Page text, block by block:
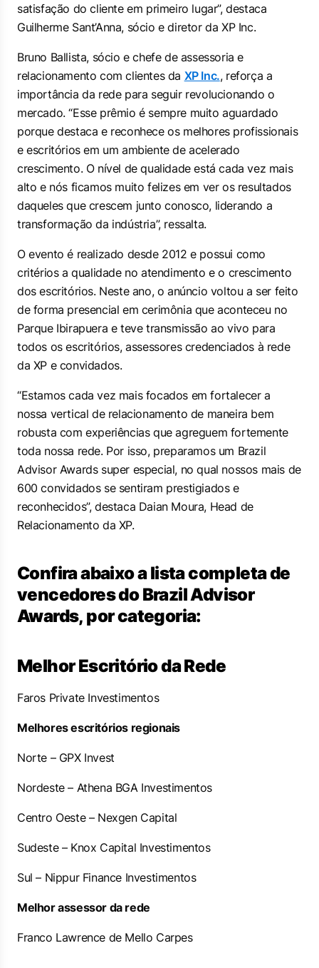
satisfação do cliente em primeiro lugar”, destaca
Guilherme Sant’Anna, sócio e diretor da XP Inc.
Bruno Ballista, sócio e chefe de assessoria e
relacionamento com clientes da XP Inc., reforça a
importância da rede para seguir revolucionando o
mercado. “Esse prêmio é sempre muito aguardado
porque destaca e reconhece os melhores profissionais
e escritórios em um ambiente de acelerado
crescimento. O nível de qualidade está cada vez mais
alto e nós ficamos muito felizes em ver os resultados
daqueles que crescem junto conosco, liderando a
transformação da indústria”, ressalta.
O evento é realizado desde 2012 e possui como
critérios a qualidade no atendimento e o crescimento
dos escritórios. Neste ano, o anúncio voltou a ser feito
de forma presencial em cerimônia que aconteceu no
Parque Ibirapuera e teve transmissão ao vivo para
todos os escritórios, assessores credenciados à rede
da XP e convidados.
“Estamos cada vez mais focados em fortalecer a
nossa vertical de relacionamento de maneira bem
robusta com experiências que agreguem fortemente
toda nossa rede. Por isso, preparamos um Brazil
Advisor Awards super especial, no qual nossos mais de
600 convidados se sentiram prestigiados e
reconhecidos”, destaca Daian Moura, Head de
Relacionamento da XP.
Confira abaixo a lista completa de
vencedores do Brazil Advisor
Awards, por categoria:
Melhor Escritório da Rede
Faros Private Investimentos
Melhores escritórios regionais
Norte – GPX Invest
Nordeste – Athena BGA Investimentos
Centro Oeste – Nexgen Capital
Sudeste – Knox Capital Investimentos
Sul – Nippur Finance Investimentos
Melhor assessor da rede
Franco Lawrence de Mello Carpes